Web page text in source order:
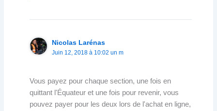
Nicolas Larénas
Juin 12, 2018 à 10:02 un m
Vous payez pour chaque section, une fois en
quittant l'Équateur et une fois pour revenir, vous
pouvez payer pour les deux lors de l'achat en ligne,